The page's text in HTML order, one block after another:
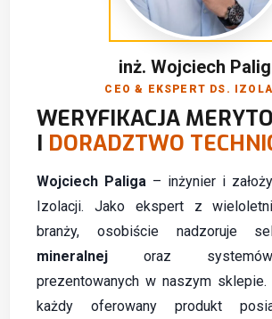
WERYFIKACJA
I DORADZTWO
Wojciech Paliga – inżynier i
Izolacji. Jako ekspert z
branży, osobiście nadzoruje
mineralnej oraz
prezentowanych w naszym
każdy oferowany produkt
inż. Wojciech
CEO & EKSPERT DS.